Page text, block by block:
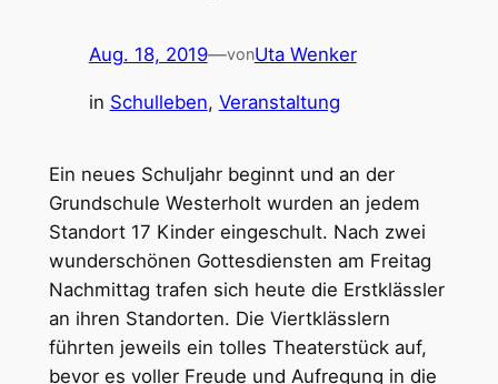
Aug. 18, 2019—vonUta Wenker
in Schulleben, Veranstaltung
Ein neues Schuljahr beginnt und an der
Grundschule Westerholt wurden an jedem
Standort 17 Kinder eingeschult. Nach zwei
wunderschönen Gottesdiensten am Freitag
Nachmittag trafen sich heute die Erstklässler
an ihren Standorten. Die Viertklässlern
führten jeweils ein tolles Theaterstück auf,
bevor es voller Freude und Aufregung in die